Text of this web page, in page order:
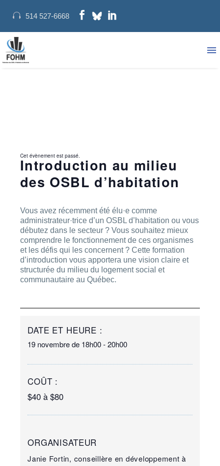
514 527-6668
Cet évènement est passé.
Introduction au milieu
des OSBL d’habitation
Vous avez récemment été élu·e comme
administrateur·trice d’un OSBL d’habitation ou vous
débutez dans le secteur ? Vous souhaitez mieux
comprendre le fonctionnement de ces organismes
et les défis qui les concernent ? Cette formation
d’introduction vous apportera une vision claire et
structurée du milieu du logement social et
communautaire au Québec.
DATE ET HEURE :
19 novembrede 18h00-20h00
COÛT :
$40 à $80
ORGANISATEUR
Janie Fortin, conseillère en développement à